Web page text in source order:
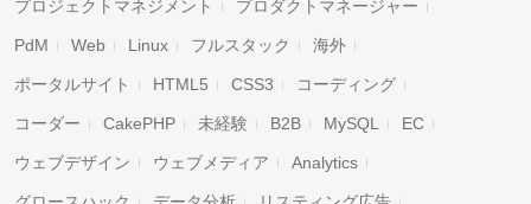
プロジェクトマネジメント プロダクトマネージャー
PdM Web Linux フルスタック 海外
ポータルサイト HTML5 CSS3 コーディング
コーダー CakePHP 未経験 B2B MySQL EC
ウェブデザイン ウェブメディア Analytics